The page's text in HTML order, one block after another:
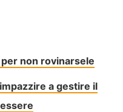
non rovinarsele
a gestire il